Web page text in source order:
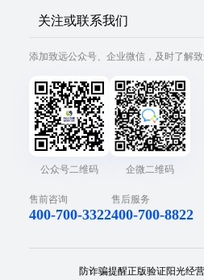
关注或联系我们
添加致远公众号、企业微信，及时了解致
公众号二维码 企微二维码
售前咨询
400-700-3322
售后服务
400-700-8822
防诈骗提醒正版验证阳光经营